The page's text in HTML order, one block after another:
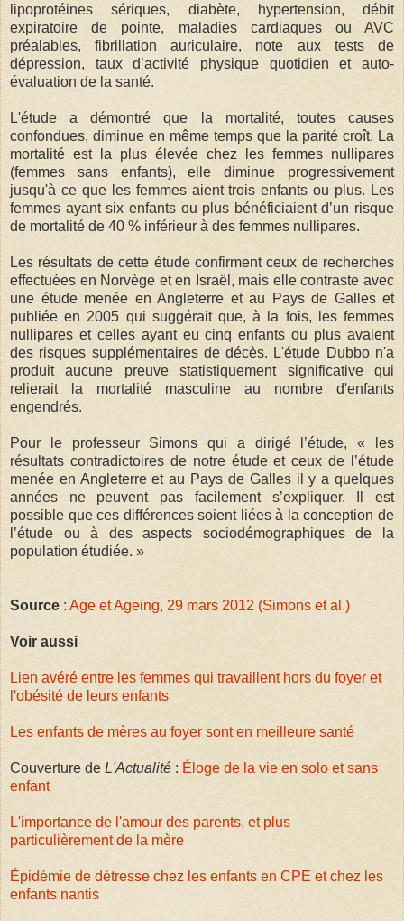
lipoprotéines sériques, diabète, hypertension, débit
expiratoire de pointe, maladies cardiaques ou AVC
préalables, fibrillation auriculaire, note aux tests de
dépression, taux d’activité physique quotidien et auto-
évaluation de la santé.
L'étude a démontré que la mortalité, toutes causes
confondues, diminue en même temps que la parité croît. La
mortalité est la plus élevée chez les femmes nullipares
(femmes sans enfants), elle diminue progressivement
jusqu'à ce que les femmes aient trois enfants ou plus. Les
femmes ayant six enfants ou plus bénéficiaient d’un risque
de mortalité de 40 % inférieur à des femmes nullipares.
Les résultats de cette étude confirment ceux de recherches
effectuées en Norvège et en Israël, mais elle contraste avec
une étude menée en Angleterre et au Pays de Galles et
publiée en 2005 qui suggérait que, à la fois, les femmes
nullipares et celles ayant eu cinq enfants ou plus avaient
des risques supplémentaires de décès. L'étude Dubbo n'a
produit aucune preuve statistiquement significative qui
relierait la mortalité masculine au nombre d'enfants
engendrés.
Pour le professeur Simons qui a dirigé l’étude, « les
résultats contradictoires de notre étude et ceux de l’étude
menée en Angleterre et au Pays de Galles il y a quelques
années ne peuvent pas facilement s’expliquer. Il est
possible que ces différences soient liées à la conception de
l’étude ou à des aspects sociodémographiques de la
population étudiée. »
Source : Age et Ageing, 29 mars 2012 (Simons et al.)
Voir aussi
Lien avéré entre les femmes qui travaillent hors du foyer et
l'obésité de leurs enfants
Les enfants de mères au foyer sont en meilleure santé
Couverture de L'Actualité : Éloge de la vie en solo et sans
enfant
L'importance de l'amour des parents, et plus
particulièrement de la mère
Épidémie de détresse chez les enfants en CPE et chez les
enfants nantis